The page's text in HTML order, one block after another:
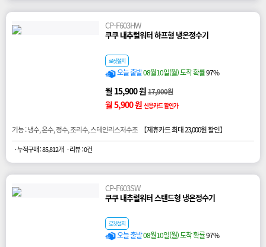
CP-F603HW
쿠쿠 내추럴워터 하프형 냉온정수기
로켓설치
오늘 출발08월10일(월) 도착 확률97%
월 15,900 원17,900원
월 5,900 원 신용카드 할인가
기능 : 냉수, 온수, 정수, 조리수, 스테인리스저수조 【제휴카드 최대 23,000원 할인】
· 누적구매 : 85,812개 · 리뷰 : 0건
CP-F603SW
쿠쿠 내추럴워터 스탠드형 냉온정수기
로켓설치
오늘 출발08월10일(월) 도착 확률97%